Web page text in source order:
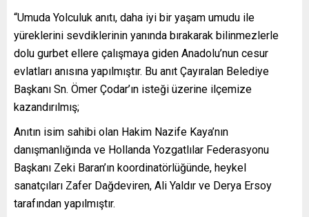
“Umuda Yolculuk anıtı, daha iyi bir yaşam umudu ile
yüreklerini sevdiklerinin yanında bırakarak bilinmezlerle
dolu gurbet ellere çalışmaya giden Anadolu’nun cesur
evlatları anısına yapılmıştır. Bu anıt Çayıralan Belediye
Başkanı Sn. Ömer Çodar’ın isteği üzerine ilçemize
kazandırılmış;
Anıtın isim sahibi olan Hakim Nazife Kaya’nın
danışmanlığında ve Hollanda Yozgatlılar Federasyonu
Başkanı Zeki Baran’ın koordinatörlüğünde, heykel
sanatçıları Zafer Dağdeviren, Ali Yaldır ve Derya Ersoy
tarafından yapılmıştır.